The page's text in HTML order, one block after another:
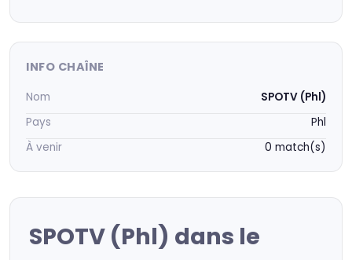
INFO CHAÎNE
Nom
SPOTV (Phl)
Pays
Phl
À venir
0 match(s)
SPOTV (Phl) dans le